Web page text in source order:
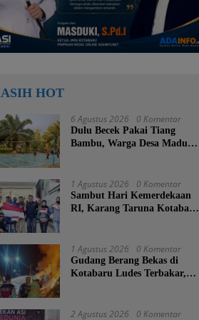
HOT
6 Agustus 2026 0 Komentar
Dulu Becek Pakai Tiang
Bambu, Warga Desa Madu
Berkat Program Bupati
Tanah Bumbu
1 Agustus 2026 0 Komentar
Sambut Hari Kemerdekaan
RI, Karang Taruna Kotabaru
Putih
1 Agustus 2026 0 Komentar
Gudang Berang Bekas di
Kotabaru Ludes Terbakar,
2 Agustus 2026 0 Komentar